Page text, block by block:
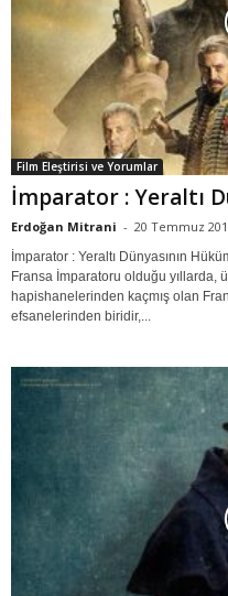
Film Eleştirisi ve Yorumlar
İmparator : Yeraltı
Erdoğan Mitrani - 20 Temmuz
İmparator : Yeraltı Dünyasının
Fransa İmparatoru olduğu yıllarda,
hapishanelerinden kaçmış olan
efsanelerinden biridir,...